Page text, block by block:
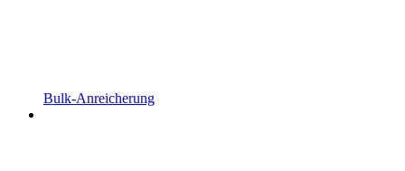
Bulk-Anreicherung